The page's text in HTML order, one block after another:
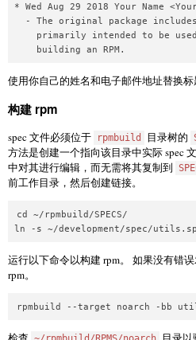
* Wed Aug 29 2018 Your Name <
- The original package
primarily intended to be
    building an RPM.
使用你自己的姓名和电子邮件地址替换标
构建 rpm
spec 文件必须位于 rpmbuild 目录树的
方法是创建一个指向该目录中实际 spec
中对其进行编辑，而无需将其复制到
前工作目录，然后创建链接。
cd ~/rpmbuild/SPECS/
ln -s ~/development/spec/
运行以下命令以构建 rpm。 如果没有错
rpm。
rpmbuild --target noarch -bb